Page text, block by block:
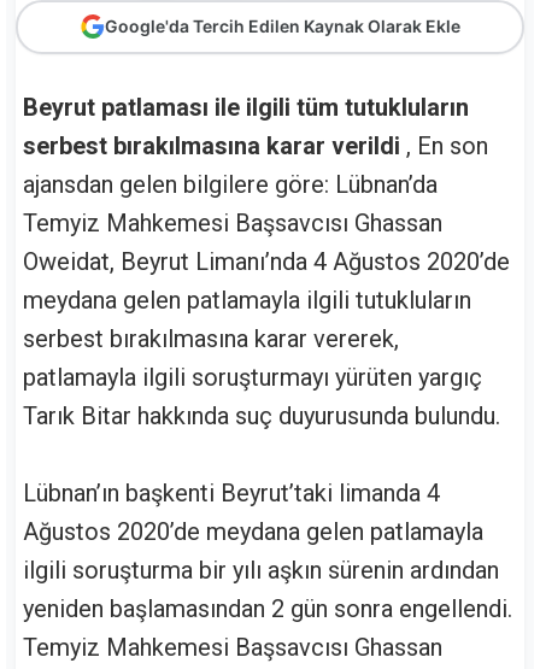
Google'da Tercih Edilen Kaynak Olarak Ekle
Beyrut patlaması ile ilgili tüm tutukluların
serbest bırakılmasına karar verildi , En son
ajansdan gelen bilgilere göre: Lübnan’da
Temyiz Mahkemesi Başsavcısı Ghassan
Oweidat, Beyrut Limanı’nda 4 Ağustos 2020’de
meydana gelen patlamayla ilgili tutukluların
serbest bırakılmasına karar vererek,
patlamayla ilgili soruşturmayı yürüten yargıç
Tarık Bitar hakkında suç duyurusunda bulundu.
Lübnan’ın başkenti Beyrut’taki limanda 4
Ağustos 2020’de meydana gelen patlamayla
ilgili soruşturma bir yılı aşkın sürenin ardından
yeniden başlamasından 2 gün sonra engellendi.
Temyiz Mahkemesi Başsavcısı Ghassan